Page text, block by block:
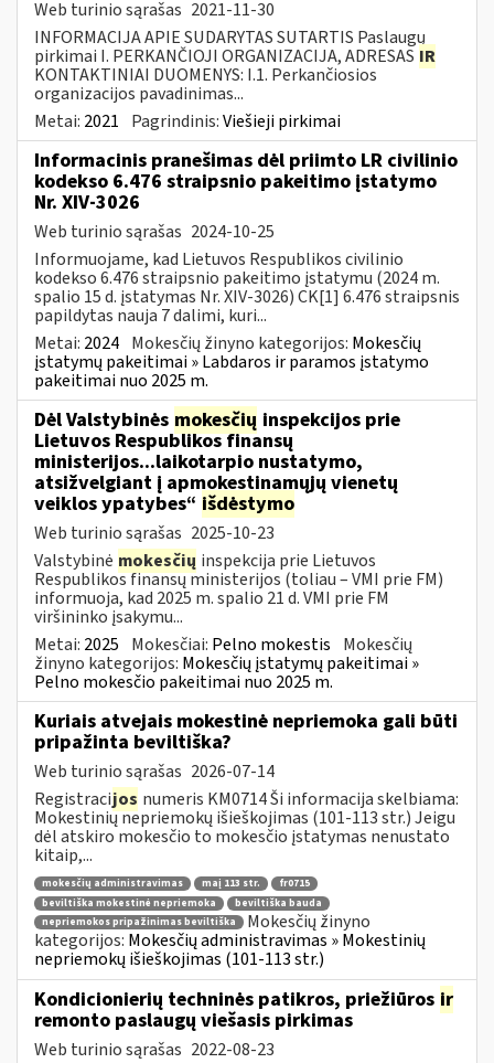
Web turinio sąrašas 2021-11-30
INFORMACIJA APIE SUDARYTAS SUTARTIS Paslaugų
pirkimai I. PERKANČIOJI ORGANIZACIJA, ADRESAS IR
KONTAKTINIAI DUOMENYS: I.1. Perkančiosios
organizacijos pavadinimas...
Metai: 2021 Pagrindinis:Viešieji pirkimai
Informacinis pranešimas dėl priimto LR civilinio
kodekso 6.476 straipsnio pakeitimo įstatymo
Nr. XIV-3026
Web turinio sąrašas 2024-10-25
Informuojame, kad Lietuvos Respublikos civilinio
kodekso 6.476 straipsnio pakeitimo įstatymu (2024 m.
spalio 15 d. įstatymas Nr. XIV-3026) CK[1] 6.476 straipsnis
papildytas nauja 7 dalimi, kuri...
Metai: 2024 Mokesčių žinyno kategorijos: Mokesčių
įstatymų pakeitimai » Labdaros ir paramos įstatymo
pakeitimai nuo 2025 m.
Dėl Valstybinės mokesčių inspekcijos prie
Lietuvos Respublikos finansų
ministerijos...laikotarpio nustatymo,
atsižvelgiant į apmokestinamųjų vienetų
veiklos ypatybes“ išdėstymo
Web turinio sąrašas 2025-10-23
Valstybinė mokesčių inspekcija prie Lietuvos
Respublikos finansų ministerijos (toliau – VMI prie FM)
informuoja, kad 2025 m. spalio 21 d. VMI prie FM
viršininko įsakymu...
Metai: 2025 Mokesčiai: Pelno mokestis Mokesčių
žinyno kategorijos: Mokesčių įstatymų pakeitimai »
Pelno mokesčio pakeitimai nuo 2025 m.
Kuriais atvejais mokestinė nepriemoka gali būti
pripažinta beviltiška?
Web turinio sąrašas 2026-07-14
Registracijos numeris KM0714 Ši informacija skelbiama:
Mokestinių nepriemokų išieškojimas (101-113 str.) Jeigu
dėl atskiro mokesčio to mokesčio įstatymas nenustato
kitaip,...
mokesčių administravimas maį 113 str.
fr0715
beviltiška mokestinė nepriemoka
beviltiška bauda
nepriemokos pripažinimas beviltiška
Mokesčių žinyno
kategorijos: Mokesčių administravimas » Mokestinių
nepriemokų išieškojimas (101-113 str.)
Kondicionierių techninės patikros, priežiūros ir
remonto paslaugų viešasis pirkimas
Web turinio sąrašas 2022-08-23